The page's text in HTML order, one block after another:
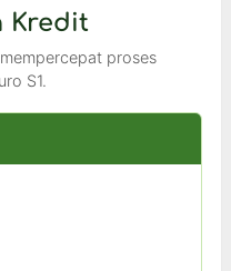
Kredit
proses
S1.